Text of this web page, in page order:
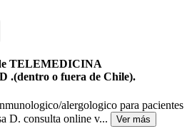
TELEMEDICINA
.(dentro o fuera de Chile).
alergologico para pacientes
D. consulta online v... Ver más